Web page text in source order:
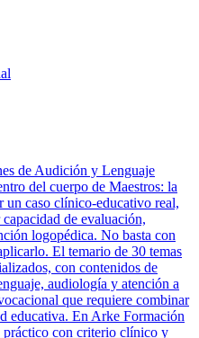
de Audición y Lenguaje
del cuerpo de Maestros: la
un caso clínico-educativo real,
de evaluación,
logopédica. No basta con
El temario de 30 temas
con contenidos de
audiología y atención a
que requiere combinar
educativa. En Arke Formación
práctico con criterio clínico y